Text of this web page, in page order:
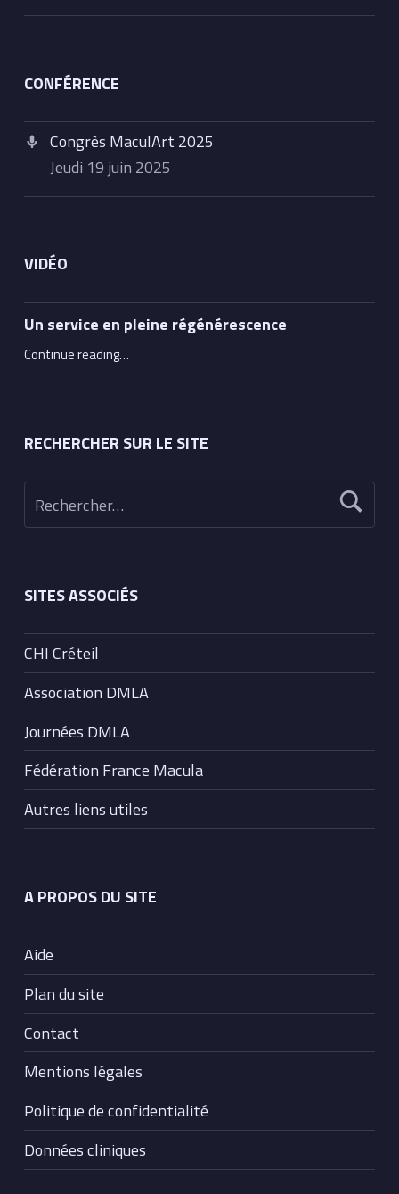
CONFÉRENCE
Congrès MaculArt 2025
jeudi 19 juin 2025
VIDÉO
Un service en pleine régénérescence
Continue reading“Un service en pleine régénérescence”
…
RECHERCHER SUR LE SITE
Rechercher :
SITES ASSOCIÉS
CHI Créteil
Association DMLA
Journées DMLA
Fédération France Macula
Autres liens utiles
A PROPOS DU SITE
Aide
Plan du site
Contact
Mentions légales
Politique de confidentialité
Données cliniques